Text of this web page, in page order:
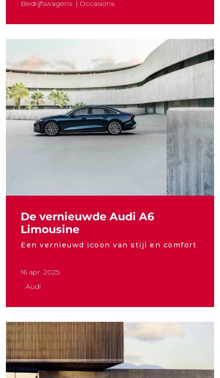
Bedrijfswagens
Occasions
De vernieuwde Audi A6
Limousine
Een vernieuwd icoon van stijl en comfort
16 apr. 2025
Audi